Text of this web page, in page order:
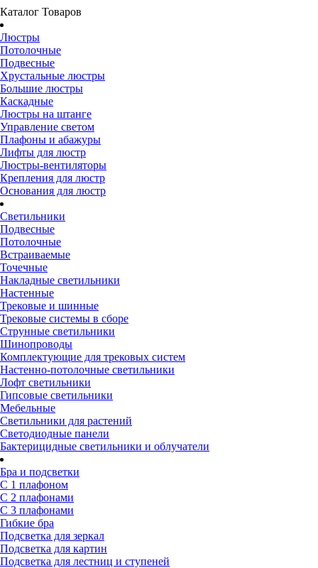
Каталог Товаров
Люстры
Потолочные
Подвесные
Хрустальные люстры
Большие люстры
Каскадные
Люстры на штанге
Управление светом
Плафоны и абажуры
Лифты для люстр
Люстры-вентиляторы
Крепления для люстр
Основания для люстр
Светильники
Подвесные
Потолочные
Встраиваемые
Точечные
Накладные светильники
Настенные
Трековые и шинные
Трековые системы в сборе
Струнные светильники
Шинопроводы
Комплектующие для трековых систем
Настенно-потолочные светильники
Лофт светильники
Гипсовые светильники
Мебельные
Светильники для растений
Светодиодные панели
Бактерицидные светильники и облучатели
Бра и подсветки
С 1 плафоном
С 2 плафонами
С 3 плафонами
Гибкие бра
Подсветка для зеркал
Подсветка для картин
Подсветка для лестниц и ступеней